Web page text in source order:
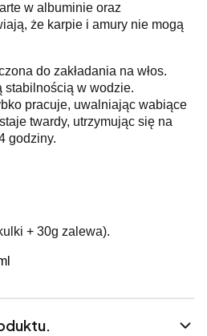
w albuminie oraz
że karpie i amury nie mogą
do zakładania na włos.
stabilnością w wodzie.
pracuje, uwalniając wabiące
twardy, utrzymując się na
godziny.
+ 30g zalewa).